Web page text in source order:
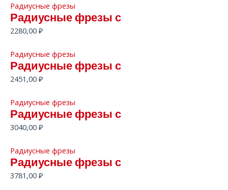
Радиусные фрезы
Радиусные фрезы с
2280,00 ₽
Радиусные фрезы
Радиусные фрезы с
2451,00 ₽
Радиусные фрезы
Радиусные фрезы с
3040,00 ₽
Радиусные фрезы
Радиусные фрезы с
3781,00 ₽